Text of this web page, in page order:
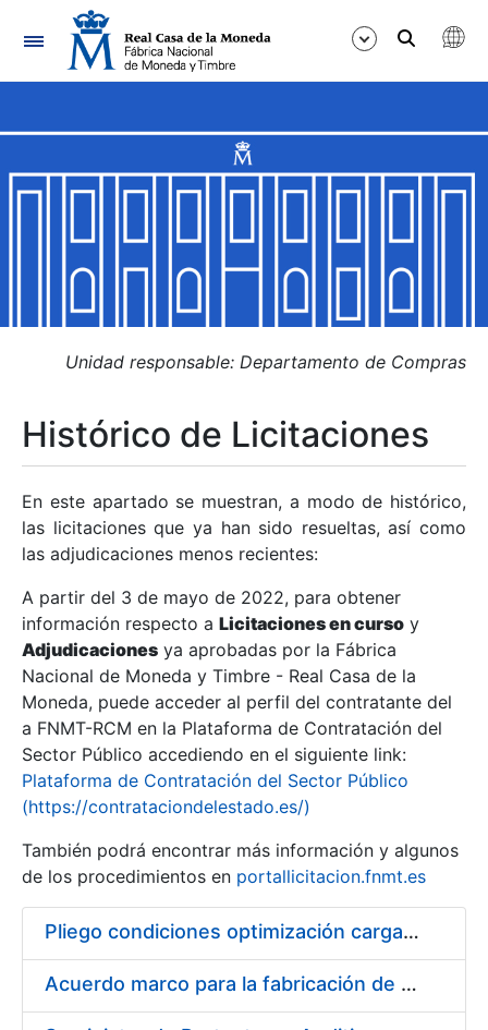
Navegación
Mostrar/Ocultar
Mostrar/Ocultar
Mostrar/Ocultar
Mostrar/Ocultar
Mostrar/Ocultar
Mostrar/Ocultar
Unidad responsable: Departamento de Compras
Histórico de Licitaciones
En este apartado se muestran, a modo de histórico,
las licitaciones que ya han sido resueltas, así como
las adjudicaciones menos recientes:
A partir del 3 de mayo de 2022, para obtener
información respecto a Licitaciones en curso y
Adjudicaciones ya aprobadas por la Fábrica
Nacional de Moneda y Timbre - Real Casa de la
Moneda, puede acceder al perfil del contratante del
a FNMT-RCM en la Plataforma de Contratación del
Sector Público accediendo en el siguiente link:
Plataforma de Contratación del Sector Público
(https://contrataciondelestado.es/)
También podrá encontrar más información y algunos
de los procedimientos en portallicitacion.fnmt.es
Pliego condiciones optimización cargas compras firmado
Acuerdo marco para la fabricación de piezas